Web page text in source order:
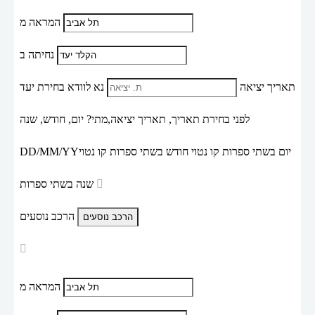
המראה מ
נחיתה ב
תאריך יציאה נא לוודא בחירת יעד
לפני בחירת תאריך, תאריך יציאה,מתי? יום, חודש, שנה
DD/MM/YYיום בשתי ספרות קו נטוי חודש בשתי ספרות קו נטוי
הרכב נוסעים
המראה מ